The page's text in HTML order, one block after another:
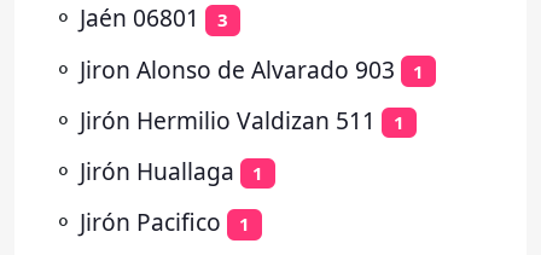
⚬ Jaén 06801 3
⚬ Jiron Alonso de Alvarado 903 1
⚬ Jirón Hermilio Valdizan 511 1
⚬ Jirón Huallaga 1
⚬ Jirón Pacifico 1